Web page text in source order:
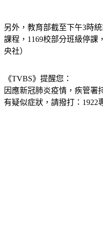
另外，教育部截至下午3時
課程，1169校部分班級停課
央社）
《TVBS》提醒您：
因應新冠肺炎疫情，疾管署
有疑似症狀，請撥打：1922